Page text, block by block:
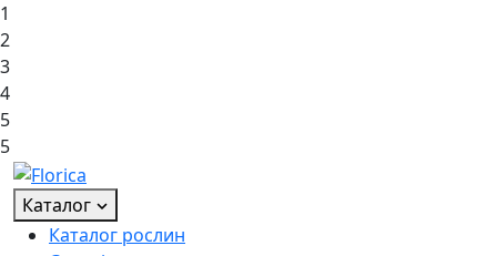
1
2
3
4
5
5
Каталог
Каталог рослин